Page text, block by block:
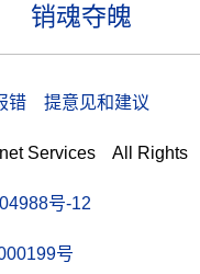
销魂夺魄
错 提意见和建议
Services All Rights
号-12
号